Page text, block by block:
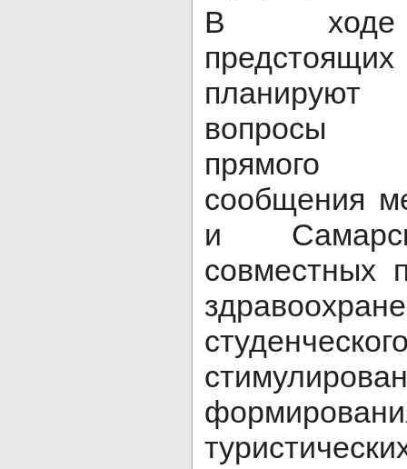
В ходе
планируют
вопросы
прямого
сообщения
и
совместных